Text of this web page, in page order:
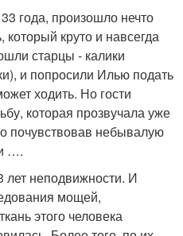
года, произошло нечто
круто и навсегда
старцы - калики
и попросили Илью подать
ходить. Но гости
которая прозвучала уже
почувствовав небывалую
….
лет неподвижности. И
мощей,
этого человека